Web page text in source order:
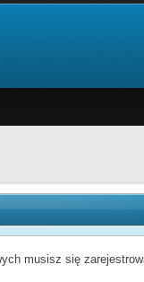
musisz się